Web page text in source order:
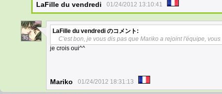
LaFille du vendredi 01/24/2012 13:10:41
35
LaFille du vendredi のコメント:
C'est bon, je vous dis pas que Mariko a rejoint l'équipe,
je crois oui^^
Mariko 01/24/2012 18:31:13